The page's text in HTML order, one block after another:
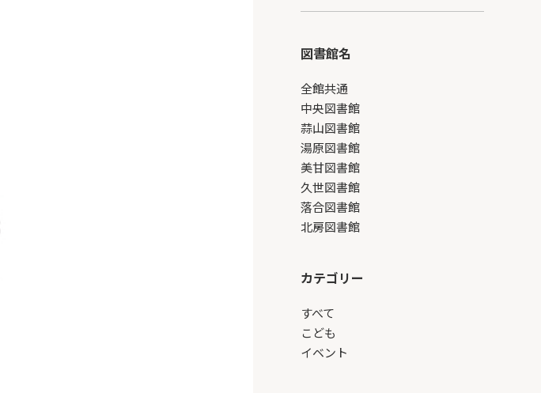
図書館名
全館共通
中央図書館
蒜山図書館
湯原図書館
美甘図書館
久世図書館
落合図書館
北房図書館
カテゴリー
すべて
こども
イベント